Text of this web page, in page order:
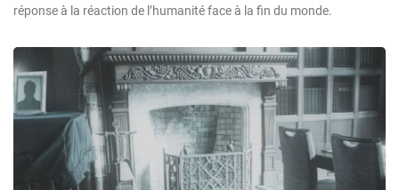
réponse à la réaction de l’humanité face à la fin du monde.